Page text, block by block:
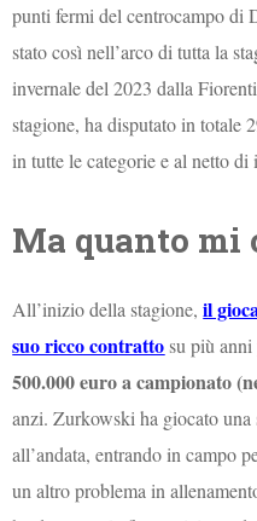
punti fermi del centrocampo di
stato così nell’arco di tutta la
invernale del 2023 dalla
stagione, ha disputato in totale
in tutte le categorie e al netto di
Ma quanto mi
All’inizio della stagione,il
suo ricco contrattosu più anni
500.000 euro a campionato
anzi. Zurkowski ha giocato
all’andata, entrando in campo
un altro problema in